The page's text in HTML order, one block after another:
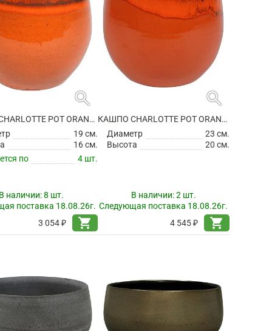
search
КАШПО CHARLOTTE POT ORANGE
19 см.
16 см.
по
4 шт.
наличии:8 шт.
поставка 18.08.26г.
3 054 ₽
shopping_cart
search
КАШПО CHARLOTTE POT ORANGE
Диаметр
23 см.
Высота
20 см.
В наличии:2 шт.
Следующая поставка 18.08.26г.
4 545 ₽
shopping_cart